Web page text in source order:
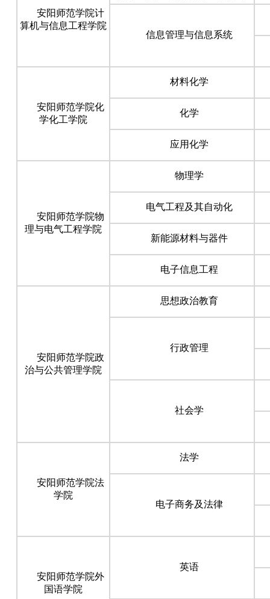
安阳师范学院计
算机与信息工程学院
信息管理与信息系统
安阳师范学院化
学化工学院
材料化学
化学
应用化学
安阳师范学院物
理与电气工程学院
物理学
电气工程及其自动化
新能源材料与器件
电子信息工程
安阳师范学院政
治与公共管理学院
思想政治教育
行政管理
社会学
安阳师范学院法
学院
法学
电子商务及法律
安阳师范学院外
国语学院
英语